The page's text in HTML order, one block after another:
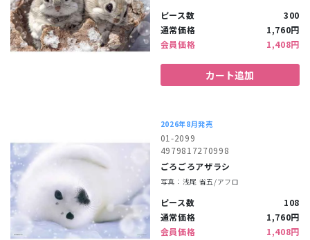
ピース数
300
通常価格
1,760円
会員価格
1,408円
カート追加
2026年8月発売
01-2099
4979817270998
ごろごろアザラシ
写真：浅尾 省五/アフロ
ピース数
108
通常価格
1,760円
会員価格
1,408円